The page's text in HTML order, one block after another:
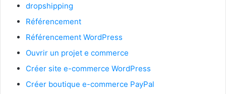
dropshipping
Référencement
Référencement WordPress
Ouvrir un projet e commerce
Créer site e-commerce WordPress
Créer boutique e-commerce PayPal